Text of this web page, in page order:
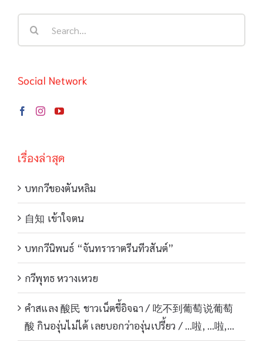
Social Network
เรื่องล่าสุด
บทกวีของตันหลิม
自知 เข้าใจตน
บทกวีนิพนธ์ “จันทราราตรีนทีวสันต์”
กวีพุทธ หวางเหวย
คำสแลง 酸民 ชาวเน็ตขี้อิจฉา / 吃不到葡萄说葡萄
酸 กินองุ่นไม่ได้ เลยบอกว่าองุ่นเปรี้ยว / …啦, …啦,…